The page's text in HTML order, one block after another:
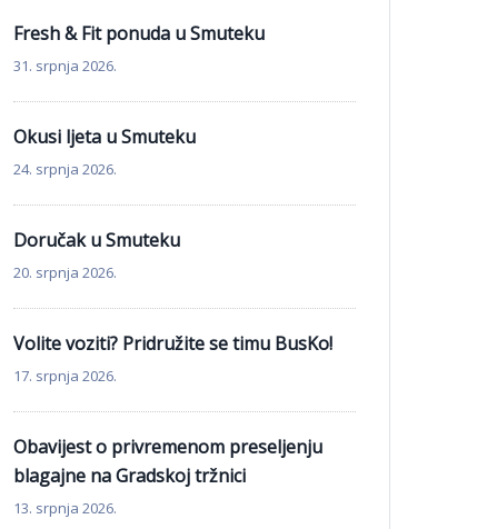
Fresh & Fit ponuda u Smuteku
31. srpnja 2026.
Okusi ljeta u Smuteku
24. srpnja 2026.
Doručak u Smuteku
20. srpnja 2026.
Volite voziti? Pridružite se timu BusKo!
17. srpnja 2026.
Obavijest o privremenom preseljenju
blagajne na Gradskoj tržnici
13. srpnja 2026.